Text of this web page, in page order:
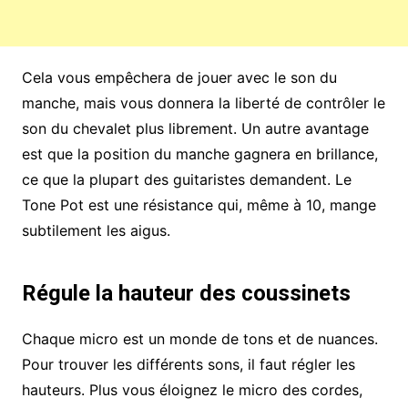
Cela vous empêchera de jouer avec le son du
manche, mais vous donnera la liberté de contrôler le
son du chevalet plus librement. Un autre avantage
est que la position du manche gagnera en brillance,
ce que la plupart des guitaristes demandent. Le
Tone Pot est une résistance qui, même à 10, mange
subtilement les aigus.
Régule la hauteur des coussinets
Chaque micro est un monde de tons et de nuances.
Pour trouver les différents sons, il faut régler les
hauteurs. Plus vous éloignez le micro des cordes,